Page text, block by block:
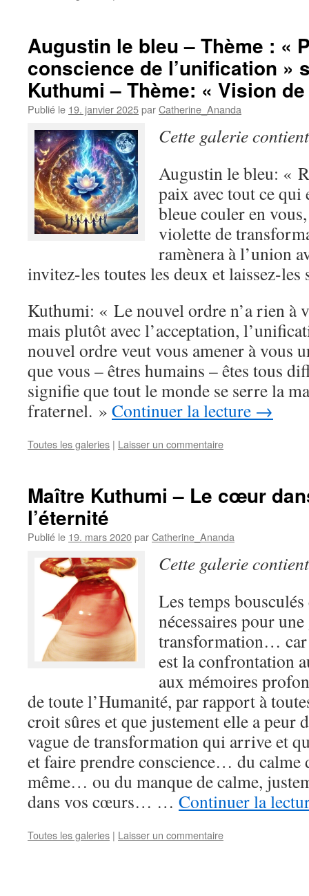
Augustin le bleu – Thème : «
conscience de l’unification »
Kuthumi – Thème: « Vision
Publié le 19. janvier 2025parCatherine_Ananda
Cette galerie
Augustin le bleu: «
paix avec tout ce qui
bleue couler en
violette de
ramènera à l’union
invitez-les toutes les deux et laissez-
Kuthumi: « Le nouvel ordre n’a rien à
mais plutôt avec l’acceptation,
nouvel ordre veut vous amener à vous
que vous – êtres humains – êtes tous
signifie que tout le monde se serre la
fraternel. » Continuer la lecture →
Toutes les galeries | Laisser un commentaire
Maître Kuthumi – Le cœur
l’éternité
Publié le 19. mars 2020parCatherine_Ananda
Cette galerie
Les temps
nécessaires pour
transformation… car
est la confrontation
aux mémoires
de toute l’Humanité, par rapport à
croit sûres et que justement elle a
vague de transformation qui arrive et
et faire prendre conscience… du calme
même… ou du manque de calme,
dans vos cœurs… … Continuer la
Toutes les galeries | Laisser un commentaire